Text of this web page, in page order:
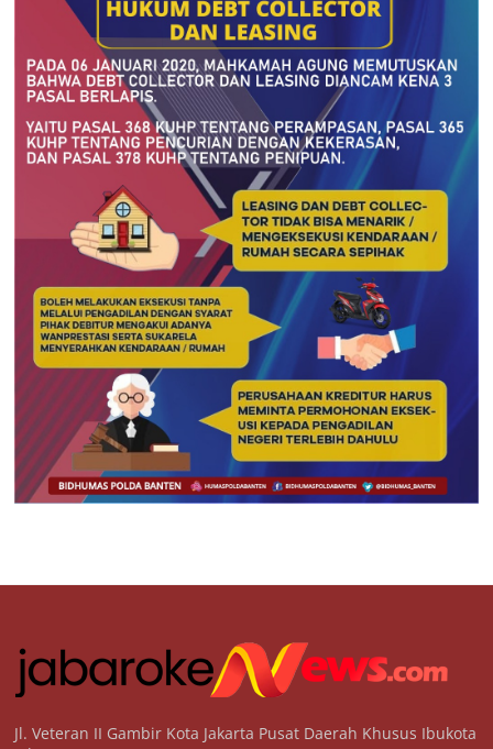
Jl. Veteran II Gambir Kota Jakarta Pusat Daerah Khusus Ibukota